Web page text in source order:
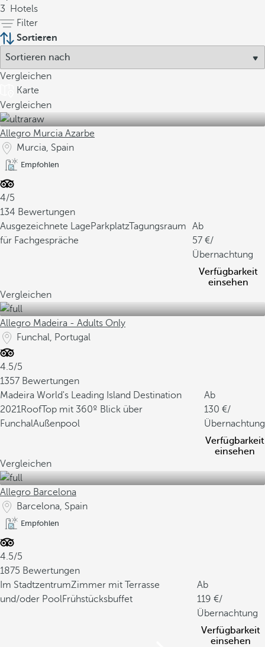
3
Hotels
Filter
Sortieren
Vergleichen
Karte
Vergleichen
Allegro Murcia Azarbe
Murcia, Spain
Empfohlen
4/5
134 Bewertungen
Ausgezeichnete LageParkplatzTagungsraum
für Fachgespräche
Ab
57
/
Übernachtung
Verfügbarkeit
einsehen
Vergleichen
Allegro Madeira - Adults Only
Funchal, Portugal
4.5/5
1357 Bewertungen
Madeira World's Leading Island Destination
2021RoofTop mit 360º Blick über
FunchalAußenpool
Ab
130
/
Übernachtung
Verfügbarkeit
einsehen
Vergleichen
Allegro Barcelona
Barcelona, Spain
Empfohlen
4.5/5
1875 Bewertungen
Im StadtzentrumZimmer mit Terrasse
und/oder PoolFrühstücksbuffet
Ab
119
/
Übernachtung
Verfügbarkeit
einsehen